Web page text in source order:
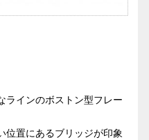
ラインのボストン型フレー
位置にあるブリッジが印象